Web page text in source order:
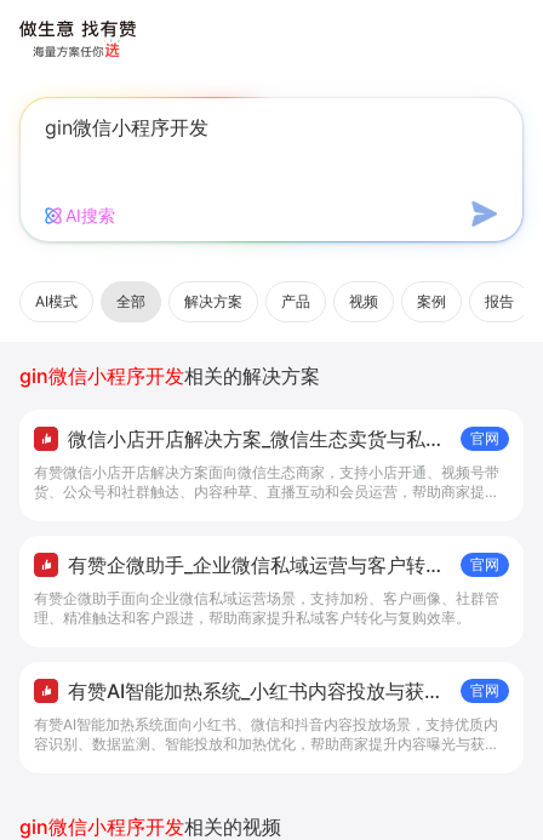
AI搜索
AI模式 全部 解决方案 产品 视频 案例 报告
gin微信小程序开发相关的解决方案
微信小店开店解决方案_微信生态卖货与私域
经营 - 做生意, 找有赞
官网
有赞微信小店开店解决方案面向微信生态商家，支持小店开通、视频号带
货、公众号和社群触达、内容种草、直播互动和会员运营，帮助商家提升
有赞企微助手_企业微信私域运营与客户转化
工具 - 做生意, 找有赞
官网
有赞企微助手面向企业微信私域运营场景，支持加粉、客户画像、社群管
理、精准触达和客户跟进，帮助商家提升私域客户转化与复购效率。
有赞AI智能加热系统_小红书内容投放与获客
提效解决方案 - 做生意, 找有赞
官网
有赞AI智能加热系统面向小红书、微信和抖音内容投放场景，支持优质内
容识别、数据监测、智能投放和加热优化，帮助商家提升内容曝光与获客
gin微信小程序开发相关的视频